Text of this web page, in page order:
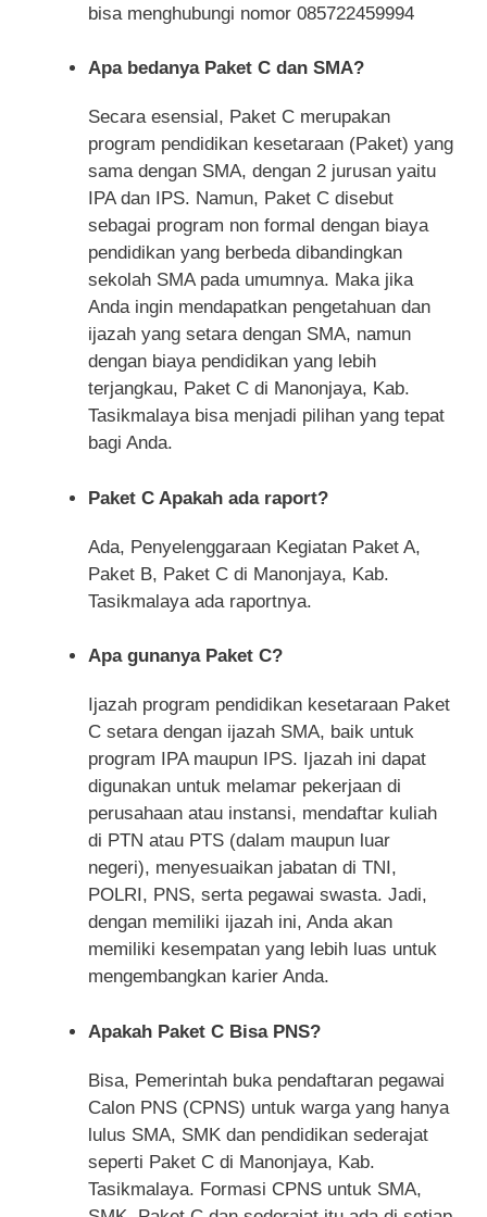
bisa menghubungi nomor 085722459994
Apa bedanya Paket C dan SMA?
Secara esensial, Paket C merupakan
program pendidikan kesetaraan (Paket) yang
sama dengan SMA, dengan 2 jurusan yaitu
IPA dan IPS. Namun, Paket C disebut
sebagai program non formal dengan biaya
pendidikan yang berbeda dibandingkan
sekolah SMA pada umumnya. Maka jika
Anda ingin mendapatkan pengetahuan dan
ijazah yang setara dengan SMA, namun
dengan biaya pendidikan yang lebih
terjangkau, Paket C di Manonjaya, Kab.
Tasikmalaya bisa menjadi pilihan yang tepat
bagi Anda.
Paket C Apakah ada raport?
Ada, Penyelenggaraan Kegiatan Paket A,
Paket B, Paket C di Manonjaya, Kab.
Tasikmalaya ada raportnya.
Apa gunanya Paket C?
Ijazah program pendidikan kesetaraan Paket
C setara dengan ijazah SMA, baik untuk
program IPA maupun IPS. Ijazah ini dapat
digunakan untuk melamar pekerjaan di
perusahaan atau instansi, mendaftar kuliah
di PTN atau PTS (dalam maupun luar
negeri), menyesuaikan jabatan di TNI,
POLRI, PNS, serta pegawai swasta. Jadi,
dengan memiliki ijazah ini, Anda akan
memiliki kesempatan yang lebih luas untuk
mengembangkan karier Anda.
Apakah Paket C Bisa PNS?
Bisa, Pemerintah buka pendaftaran pegawai
Calon PNS (CPNS) untuk warga yang hanya
lulus SMA, SMK dan pendidikan sederajat
seperti Paket C di Manonjaya, Kab.
Tasikmalaya. Formasi CPNS untuk SMA,